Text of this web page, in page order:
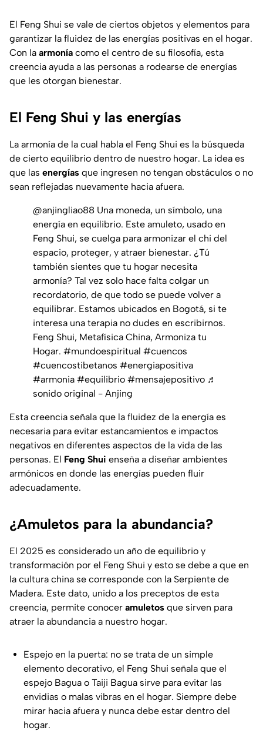
El Feng Shui se vale de ciertos objetos y elementos para
garantizar la fluidez de las energías positivas en el hogar.
Con la armonía como el centro de su filosofía, esta
creencia ayuda a las personas a rodearse de energías
que les otorgan bienestar.
El Feng Shui y las energías
La armonía de la cual habla el Feng Shui es la búsqueda
de cierto equilibrio dentro de nuestro hogar. La idea es
que las energías que ingresen no tengan obstáculos o no
sean reflejadas nuevamente hacia afuera.
@anjingliao88 Una moneda, un símbolo, una
energía en equilibrio. Este amuleto, usado en
Feng Shui, se cuelga para armonizar el chi del
espacio, proteger, y atraer bienestar. ¿Tú
también sientes que tu hogar necesita
armonía? Tal vez solo hace falta colgar un
recordatorio, de que todo se puede volver a
equilibrar. Estamos ubicados en Bogotá, si te
interesa una terapia no dudes en escribirnos.
Feng Shui, Metafísica China, Armoniza tu
Hogar. #mundoespiritual #cuencos
#cuencostibetanos #energiapositiva
#armonia #equilibrio #mensajepositivo ♬
sonido original - Anjing
Esta creencia señala que la fluidez de la energía es
necesaria para evitar estancamientos e impactos
negativos en diferentes aspectos de la vida de las
personas. El Feng Shui enseña a diseñar ambientes
armónicos en donde las energías pueden fluir
adecuadamente.
¿Amuletos para la abundancia?
El 2025 es considerado un año de equilibrio y
transformación por el Feng Shui y esto se debe a que en
la cultura china se corresponde con la Serpiente de
Madera. Este dato, unido a los preceptos de esta
creencia, permite conocer amuletos que sirven para
atraer la abundancia a nuestro hogar.
Espejo en la puerta: no se trata de un simple
elemento decorativo, el Feng Shui señala que el
espejo Bagua o Taiji Bagua sirve para evitar las
envidias o malas vibras en el hogar. Siempre debe
mirar hacia afuera y nunca debe estar dentro del
hogar.